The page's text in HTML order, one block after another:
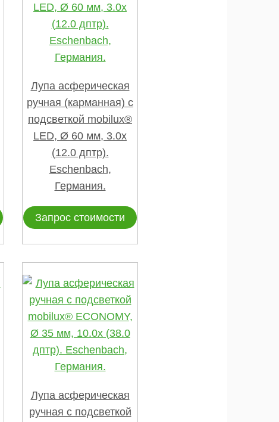
Лупа асферическая
ручная (карманная) с
подсветкой mobilux®
LED, Ø 60 мм, 3.0х
(12.0 дптр).
Eschenbach,
Германия.
Запрос стоимости
Лупа асферическая
ручная с подсветкой